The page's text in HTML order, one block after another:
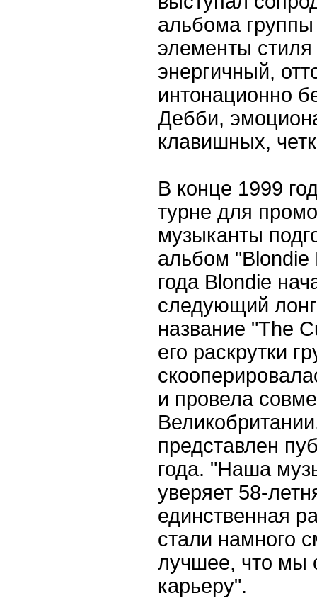
альбома
элементы
энергичный,
интонационно
Дебби,
клавишных,
В конце 1999
турне для
музыканты
альбом "Blondie
года Blondie
следующий
название "The
его раскрутки
и провела
представлен
года. "Наша
уверяет 58-
единственная
стали намного
лучшее, что мы
карьеру".